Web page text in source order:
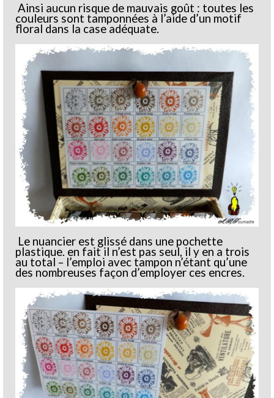
Ainsi aucun risque de mauvais goût : toutes les
couleurs sont tamponnées à l’aide d’un motif
floral dans la case adéquate.
Le nuancier est glissé dans une pochette
plastique. en fait il n’est pas seul, il y en a trois
au total – l’emploi avec tampon n’étant qu’une
des nombreuses façon d’employer ces encres.